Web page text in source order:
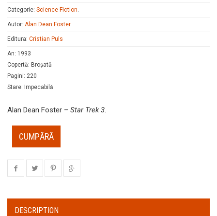
Categorie: Science Fiction.
Autor: Alan Dean Foster.
Editura: Cristian Puls
An: 1993
Copertă: Broșată
Pagini: 220
Stare: Impecabilă
Alan Dean Foster – Star Trek 3.
CUMPĂRĂ
DESCRIPTION